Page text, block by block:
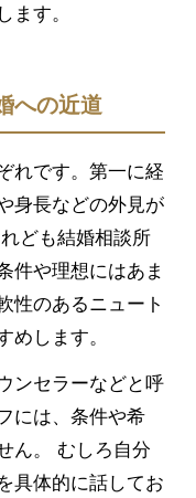
ます。
への近道
れです。第一に経
身長などの外見が
ども結婚相談所
件や理想にはあま
性のあるニュート
めします。
ンセラーなどと呼
には、条件や希
ん。 むしろ自分
具体的に話してお